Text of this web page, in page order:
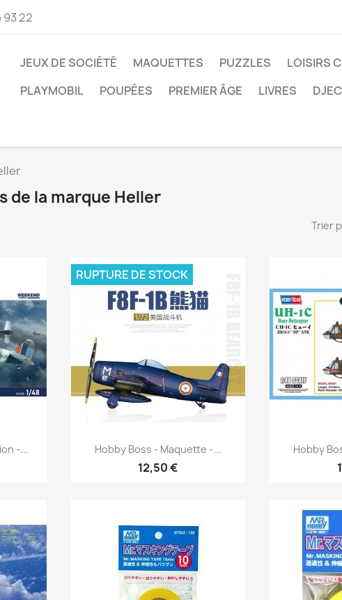
93 22
JEUX DE SOCIÉTÉ MAQUETTES PUZZLES LOISIRS
PLAYMOBIL
POUPÉES PREMIER ÂGE LIVRES
de la marque Heller
Trier
-... Aperçu rapide
Hobby Boss - Maquette -...
12,50 €
RUPTURE DE STOCK

Hobby